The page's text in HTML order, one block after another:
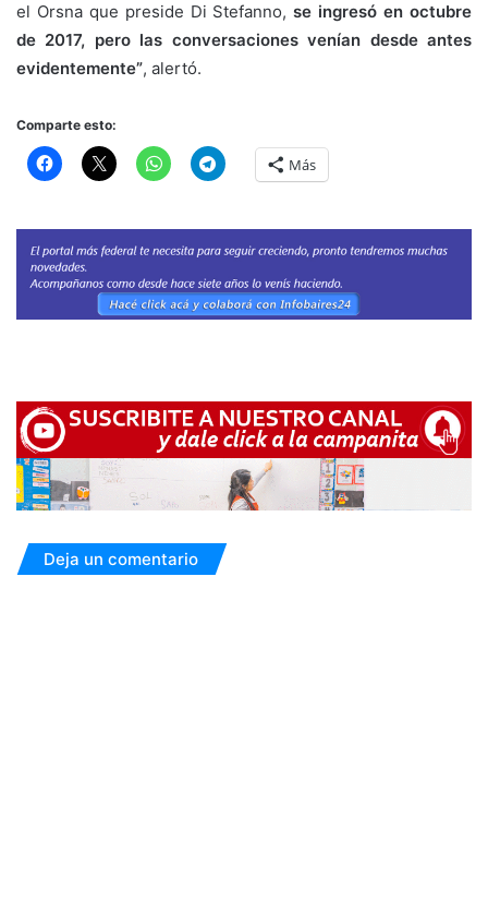
el Orsna que preside Di Stefanno,se ingresó en octubre
de 2017, pero las conversaciones venían desde antes
evidentemente”, alertó.
Comparte esto:
Más
Deja un comentario